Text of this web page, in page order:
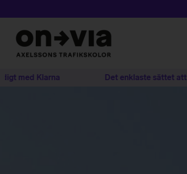
Det enklaste sättet att ta körkort